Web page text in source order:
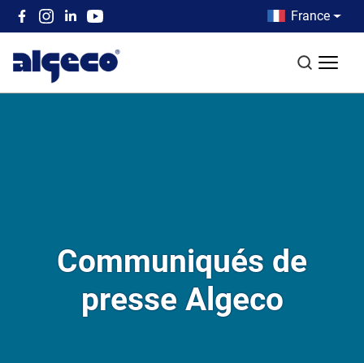
Aller au contenu principal
Top left menu
Country menu
France
Communiqués de
presse Algeco